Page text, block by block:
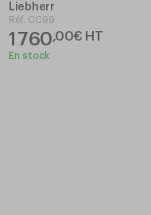
Liebherr
Réf. CC99
1 760,00€ HT
En stock